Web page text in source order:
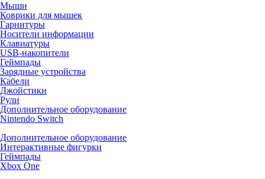
Мыши
Коврики для мышек
Гарнитуры
Носители информации
Клавиатуры
USB-накопители
Геймпады
Зарядные устройства
Кабели
Джойстики
Рули
Дополнительное оборудование
Nintendo Switch
Дополнительное оборудование
Интерактивные фигурки
Геймпады
Xbox One